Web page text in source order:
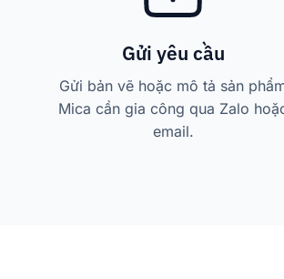
Gửi yêu cầu
Gửi bản vẽ hoặc mô tả sản
Mica cần gia công qua Zalo
email.